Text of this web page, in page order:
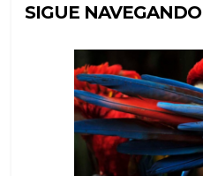
SIGUE NAVEGANDO